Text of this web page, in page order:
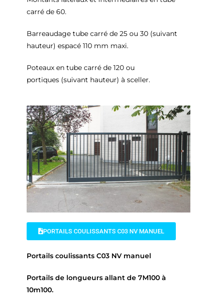
carré de 60.
Barreaudage tube carré de 25 ou 30 (suivant
hauteur) espacé 110 mm maxi.
Poteaux en tube carré de 120 ou
portiques (suivant hauteur) à sceller.
PORTAILS COULISSANTS C03 NV MANUEL
Portails coulissants C03 NV manuel
Portails de longueurs allant de 7M100 à
10m100.